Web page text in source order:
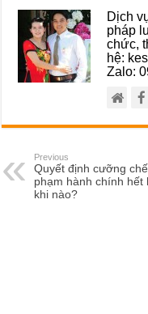
Dịch
pháp
chức,
hệ:
Zalo:
Previous
Quyết định cưỡng
phạm hành chính hết
khi nào?